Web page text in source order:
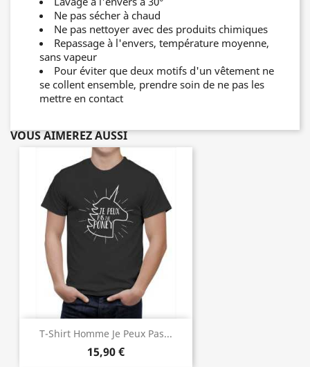
Ne pas sécher à chaud
Ne pas nettoyer avec des produits chimiques
Repassage à l'envers, température moyenne,
sans vapeur
Pour éviter que deux motifs d'un vêtement ne
se collent ensemble, prendre soin de ne pas les
mettre en contact
VOUS AIMEREZ AUSSI
T-Shirt Homme Je Peux Pas...
15,90 €